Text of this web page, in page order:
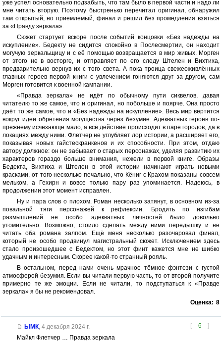
уже успел основательно подзабыть, что там было в первой части и надо ли
мне читать вторую. Поэтому быстренько перечитал оригинал, обнаружил
там открытый, но приемлемый, финал и решил без промедления взяться
за «Правду зеркала».
Сюжет стартует вскоре после событий концовки «Без надежды на
искупление». Бедекту не сидится спокойно в Послесмертии, он находит
могучую зеркальщицу и с её помощью возвращается в мир живых. Морген
от этого не в восторге, и отправляет по его следу Штелен и Вихтиха,
предварительно вернув их с того света. А пока троица свежеоживлённых
главных героев первой книги с увлечением гоняются друг за другом, сам
Морген готовится к военной кампании.
«Правда зеркала» не идёт по обычному пути сиквелов, давая
читателю то же самое, что и оригинал, но побольше и поярче. Она просто
даёт то же самое, что и «Без надежды на искупление». Весь мир вертится
вокруг идеи обретения могущества через безумие. Адекватных героев по-
прежнему исчезающе мало, а всё действие происходит в паре городов, да в
локациях между ними. Флетчер не углубляет лор истории, а расширяет его,
показывая новых гайстескранкенов и их способности. При этом, отдаю
автору должное: он не забывает о старых персонажах, уделяя развитию их
характеров гораздо больше внимания, нежели в первой книге. Образы
Бедекта, Вихтиха и Штелен в этой истории начинают играть новыми
красками, от того несколько печально, что Кёниг с Крахом показаны совсем
мельком, а Гехирн и вовсе только пару раз упоминается. Надеюсь, в
продолжении этот момент исправлен.
Ну и пара слов о плохом. Роман несколько затянут, в основном из-за
повальной тяги персонажей к рефлексии. Бродить по изгибам
размышлений не особо адекватных личностей было довольно
утомительно. Возможно, стоило сделать между ними передышку и не
читать оба романа залпом. Ещё меня несколько разочаровал финал,
который не особо продвинул магистральный сюжет. Исключением здесь
стало произошедшее с Бедектом, но этот финт кажется мне не шибко
удачным и интересным. Скорее какой-то странный рояль.
В остальном, перед нами очень мрачное тёмное фэнтези с густой
атмосферой безумия. Если вы читали первую часть, то от второй получите
примерно те же эмоции. Если не читали, то подступаться к «Правде
зеркала» я бы не рекомендовал.
Оценка: 8
[ 6 ]
ЫМК, 4 декабря 2024 г.
Майкл Флетчер … Правда зеркала